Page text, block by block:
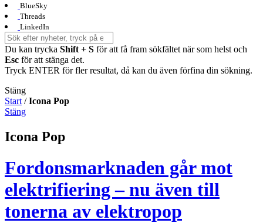
BlueSky
Threads
LinkedIn
Du kan trycka Shift + S för att få fram sökfältet när som helst och
Esc för att stänga det.
Tryck ENTER för fler resultat, då kan du även förfina din sökning.
Stäng
Start /Icona Pop
Stäng
Icona Pop
Fordonsmarknaden går mot
elektrifiering – nu även till
tonerna av elektropop